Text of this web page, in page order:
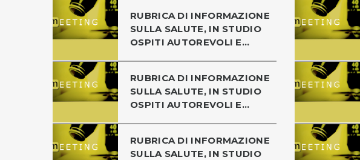
RUBRICA DI INFORMAZIONE
SULLA SALUTE, IN STUDIO
OSPITI AUTOREVOLI E...
RUBRICA DI INFORMAZIONE
SULLA SALUTE, IN STUDIO
OSPITI AUTOREVOLI E...
RUBRICA DI INFORMAZIONE
SULLA SALUTE, IN STUDIO